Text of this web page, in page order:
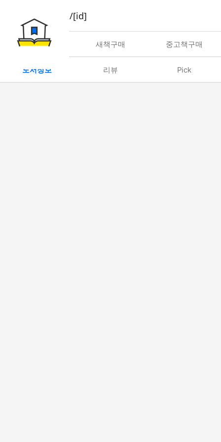
book/rent/[id]
대여 새책구매 중고책구매
도서정보 리뷰 Pick